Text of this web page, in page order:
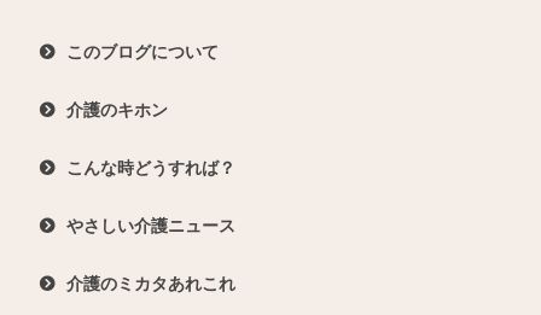
このブログについて
介護のキホン
こんな時どうすれば？
やさしい介護ニュース
介護のミカタあれこれ